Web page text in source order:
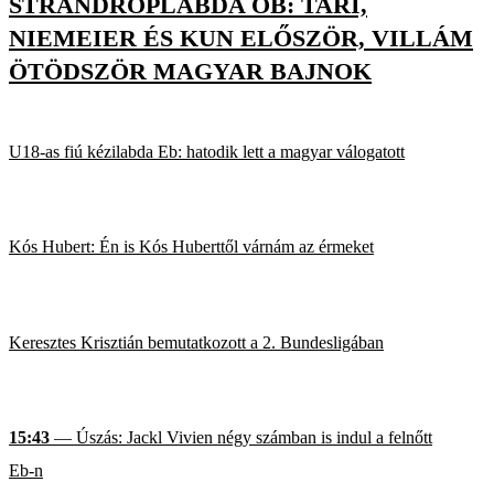
NIEMEIER ÉS KUN ELŐSZÖR, VILLÁM
ÖTÖDSZÖR MAGYAR BAJNOK
U18-as fiú kézilabda Eb: hatodik lett a magyar válogatott
Kós Hubert: Én is Kós Huberttől várnám az érmeket
Keresztes Krisztián bemutatkozott a 2. Bundesligában
15:43 — Úszás: Jackl Vivien négy számban is indul a felnőtt
Eb-n